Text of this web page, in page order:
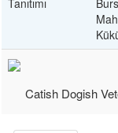
Tanıtımı
Catish Dogish